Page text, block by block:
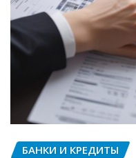
БАНКИ И КРЕДИТЫ